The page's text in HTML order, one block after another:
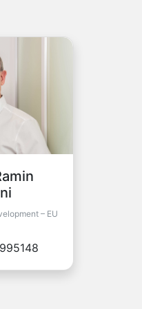
– EU